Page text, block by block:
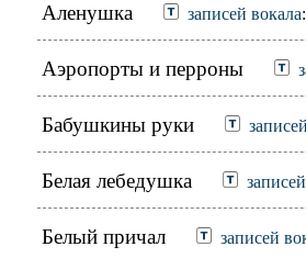
Аленушка записей вокала:
Аэропорты и перроны
Бабушкины руки
Белая лебедушка
Белый причал записей